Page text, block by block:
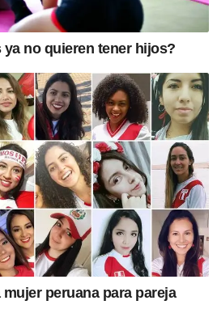
no quieren tener hijos?
peruana para pareja